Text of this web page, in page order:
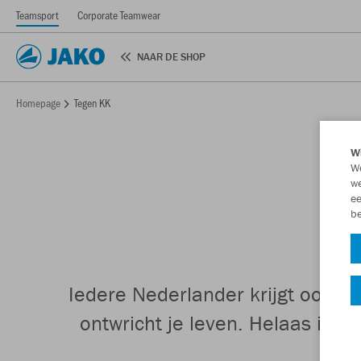
Teamsport Corporate Teamwear
NAAR DE SHOP
Homepage Tegen KK
Iedere Nederlander krijgt ooit
ontwricht je leven. Helaas is